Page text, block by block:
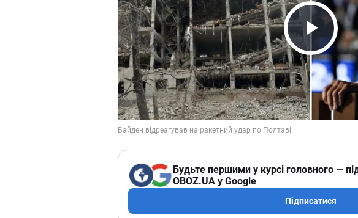
Play
Будьте першими у курсі головного —
OBOZ.UA у Google
Підписатися